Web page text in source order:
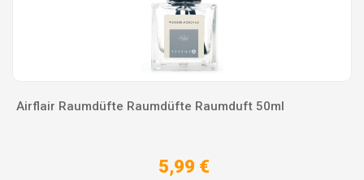
Airflair Raumdüfte Raumdüfte Raumduft 50ml
5,99 €